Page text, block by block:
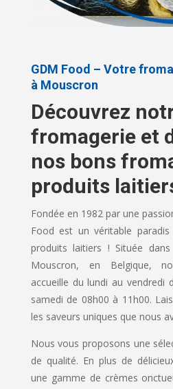
GDM Food – Votre
à Mouscron
Découvrez
fromagerie et
nos bons
produits
Fondée en 1982 par une
Food est un véritable
produits laitiers ! Située
Mouscron, en Belgique,
accueille du lundi au vendredi
samedi de 08h00 à 11h00.
les saveurs uniques que nous
Nous vous proposons une
de qualité. En plus de
une gamme de crèmes